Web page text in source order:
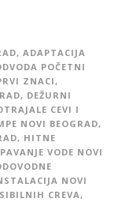
, ADAPTACIJA
POČETNI
ZNACI,
, DEŽURNI
CEVI I
NOVI BEOGRAD,
, HITNE
VODE NOVI
NOVI
CREVA,